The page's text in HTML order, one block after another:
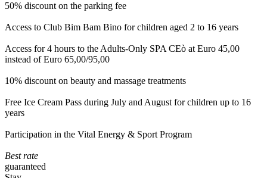
50% discount on the parking fee
Access to Club Bim Bam Bino for children aged 2 to 16 years
Access for 4 hours to the Adults-Only SPA CEò at Euro 45,00
instead of Euro 65,00/95,00
10% discount on beauty and massage treatments
Free Ice Cream Pass during July and August for children up to 16
years
Participation in the Vital Energy & Sport Program
Best rate
guaranteed